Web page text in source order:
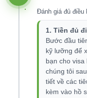
Đánh giá đủ điều
1. Tiền đủ
Bước đầu
kỹ lưỡng để
bạn cho
chúng tôi
tiết về các
kèm vào hồ